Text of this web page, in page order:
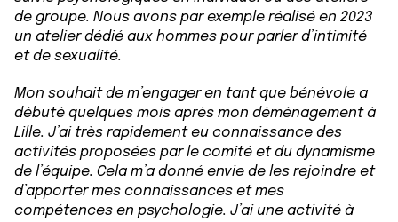
de groupe. Nous avons par exemple réalisé en 2023
un atelier dédié aux hommes pour parler d’intimité
et de sexualité.
Mon souhait de m’engager en tant que bénévole a
débuté quelques mois après mon déménagement à
Lille. J’ai très rapidement eu connaissance des
activités proposées par le comité et du dynamisme
de l’équipe. Cela m’a donné envie de les rejoindre et
d’apporter mes connaissances et mes
compétences en psychologie. J’ai une activité à